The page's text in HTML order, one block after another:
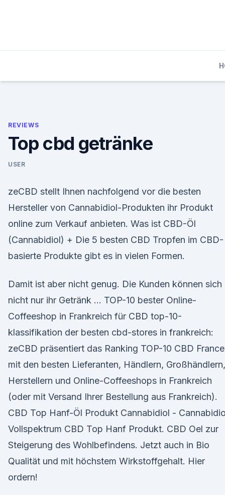
REVIEWS
Top cbd getränke
USER
zeCBD stellt Ihnen nachfolgend vor die besten
Hersteller von Cannabidiol-Produkten ihr Produkt
online zum Verkauf anbieten. Was ist CBD-Öl
(Cannabidiol) + Die 5 besten CBD Tropfen im CBD-
basierte Produkte gibt es in vielen Formen.
Damit ist aber nicht genug. Die Kunden können sich
nicht nur ihr Getränk … TOP-10 bester Online-
Coffeeshop in Frankreich für CBD top-10-
klassifikation der besten cbd-stores in frankreich:
zeCBD präsentiert das Ranking TOP-10 CBD France
mit den besten Lieferanten, Händlern, Großhändlern,
Herstellern und Online-Coffeeshops in Frankreich
(oder mit Versand Ihrer Bestellung aus Frankreich).
CBD Top Hanf-Öl Produkt Cannabidiol -
Vollspektrum CBD Top Hanf Produkt. CBD Oel zur
Steigerung des Wohlbefindens. Jetzt auch in Bio
Qualität und mit höchstem Wirkstoffgehalt. Hier
ordern!